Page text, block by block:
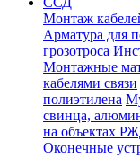
Монтаж
Арматура для
грозотроса
Монтажные
кабелями связи
полиэтилена
свинца,
на объектах
Оконечные